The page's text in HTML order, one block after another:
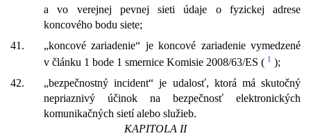
a vo verejnej pevnej sieti údaje o fyzickej adrese
koncového bodu siete;
41.
„koncové zariadenie“ je koncové zariadenie vymedzené
v článku 1 bode 1 smernice Komisie 2008/63/ES ( 1 );
42.
„bezpečnostný incident“ je udalosť, ktorá má skutočný
nepriaznivý účinok na bezpečnosť elektronických
komunikačných sietí alebo služieb.
KAPITOLA II